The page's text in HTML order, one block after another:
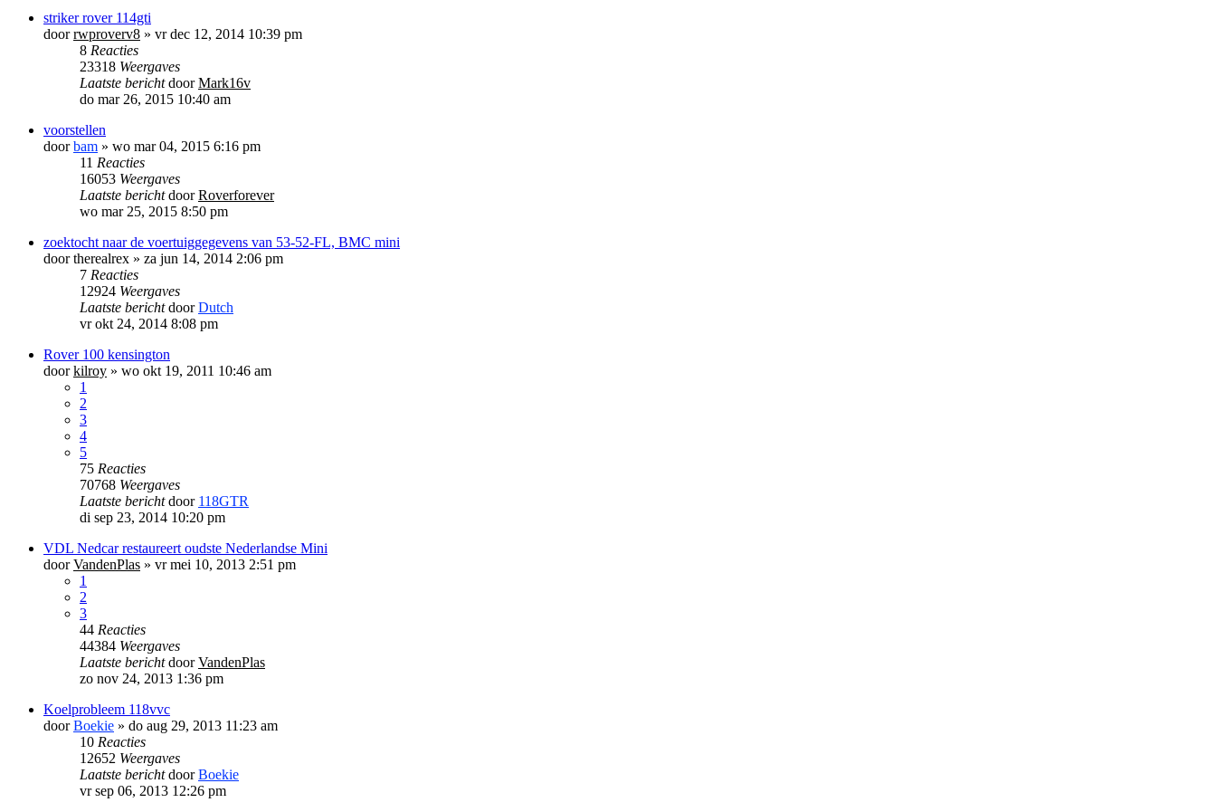
striker rover 114gti
doorrwproverv8 » vr dec 12, 2014 10:39 pm
8 Reacties
23318 Weergaves
Laatste berichtdoorMark16v
do mar 26, 2015 10:40 am
voorstellen
doorbam » wo mar 04, 2015 6:16 pm
11 Reacties
16053 Weergaves
Laatste berichtdoorRoverforever
wo mar 25, 2015 8:50 pm
zoektocht naar de voertuiggegevens van 53-52-FL, BMC mini
doortherealrex » za jun 14, 2014 2:06 pm
7 Reacties
12924 Weergaves
Laatste berichtdoorDutch
vr okt 24, 2014 8:08 pm
Rover 100 kensington
doorkilroy » wo okt 19, 2011 10:46 am
1
2
3
4
5
75 Reacties
70768 Weergaves
Laatste berichtdoor 118GTR
di sep 23, 2014 10:20 pm
VDL Nedcar restaureert oudste Nederlandse Mini
doorVandenPlas » vr mei 10, 2013 2:51 pm
1
2
3
44 Reacties
44384 Weergaves
Laatste berichtdoorVandenPlas
zo nov 24, 2013 1:36 pm
Koelprobleem 118vvc
doorBoekie » do aug 29, 2013 11:23 am
10 Reacties
12652 Weergaves
Laatste berichtdoorBoekie
vr sep 06, 2013 12:26 pm